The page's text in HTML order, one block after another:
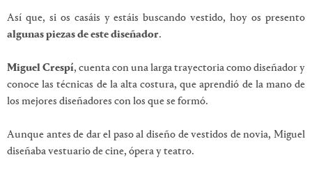
Así que, si os casáis y estáis buscando vestido, hoy os presento
algunas piezas de este diseñador.
Miguel Crespí, cuenta con una larga trayectoria como diseñador y
conoce las técnicas de la alta costura, que aprendió de la mano de
los mejores diseñadores con los que se formó.
Aunque antes de dar el paso al diseño de vestidos de novia, Miguel
diseñaba vestuario de cine, ópera y teatro.